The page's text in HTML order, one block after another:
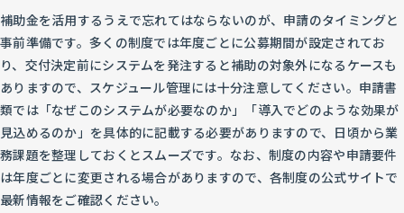
補助金を活用するうえで忘れてはならないのが、申請のタイミングと
事前準備です。多くの制度では年度ごとに公募期間が設定されてお
り、交付決定前にシステムを発注すると補助の対象外になるケースも
ありますので、スケジュール管理には十分注意してください。申請書
類では「なぜこのシステムが必要なのか」「導入でどのような効果が
見込めるのか」を具体的に記載する必要がありますので、日頃から業
務課題を整理しておくとスムーズです。なお、制度の内容や申請要件
は年度ごとに変更される場合がありますので、各制度の公式サイトで
最新情報をご確認ください。